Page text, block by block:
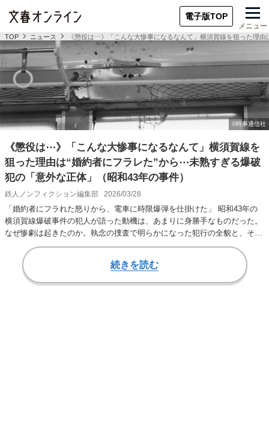
電子版TOP
メニュー
TOP ニュース 《懲役は⋯》「こんな大惨事になるなんて」横須賀線を狙った理
《懲役は⋯》「こんな大惨事になるなんて」横須賀線を
狙った理由は“婚約者にフラレた”から⋯未熟すぎる爆破
犯の「意外な正体」（昭和43年の事件）
鉄人ノンフィクション編集部 2026/03/28
「婚約者にフラれた怒りから、電車に時限爆弾を仕掛けた」 昭和43年の
横須賀線爆破事件の犯人が語った動機は、あまりに身勝手なものだった。
なぜ惨劇は起きたのか。執念の捜査で明らかになった犯行の全貌と、そ
の“意外な正体”を…
続きを読む